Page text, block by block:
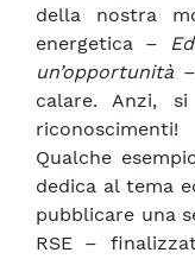
della nostra
energetica –
un’opportunità
calare. Anzi,
riconoscimenti!
Qualche
dedica al tema
pubblicare una
RSE –